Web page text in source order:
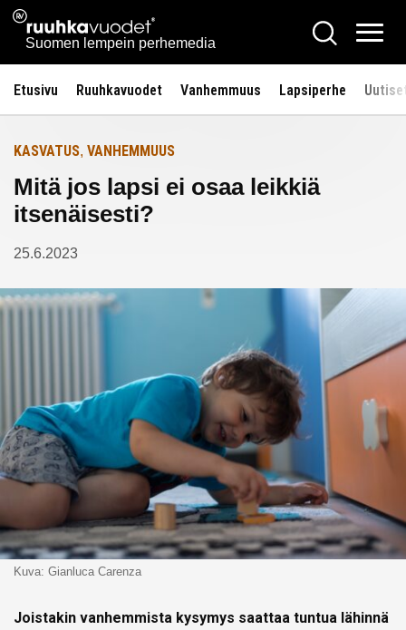
Siirry
sisältöön
Ruuhkavuodet.fi
Suomen lempein perhemedia
Hae
Etusivu Ruuhkavuodet Vanhemmuus Lapsiperhe
Etusivulle
KASVATUS, VANHEMMUUS
Mitä jos lapsi ei osaa leikkiä
itsenäisesti?
25.6.2023
Kuva: Gianluca Carenza
Joistakin vanhemmista kysymys saattaa tuntua lähinnä